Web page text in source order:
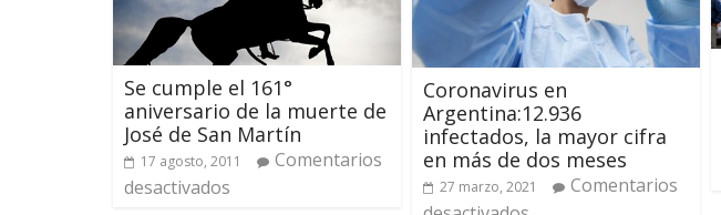
Se cumple el 161°
aniversario de la muerte de
José de San Martín
17 agosto, 2011
Comentarios
desactivados
Coronavirus en
Argentina:12.936
infectados, la mayor cifra
en más de dos meses
27 marzo, 2021
Comentarios